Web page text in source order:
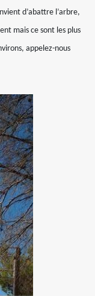
d’abattre l’arbre,
mais ce sont les plus
appelez-nous